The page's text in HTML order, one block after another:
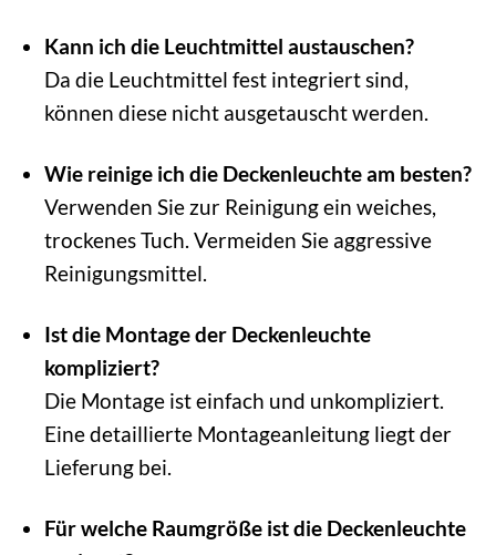
Kann ich die Leuchtmittel austauschen?
Da die Leuchtmittel fest integriert sind,
können diese nicht ausgetauscht werden.
Wie reinige ich die Deckenleuchte am besten?
Verwenden Sie zur Reinigung ein weiches,
trockenes Tuch. Vermeiden Sie aggressive
Reinigungsmittel.
Ist die Montage der Deckenleuchte
kompliziert?
Die Montage ist einfach und unkompliziert.
Eine detaillierte Montageanleitung liegt der
Lieferung bei.
Für welche Raumgröße ist die Deckenleuchte